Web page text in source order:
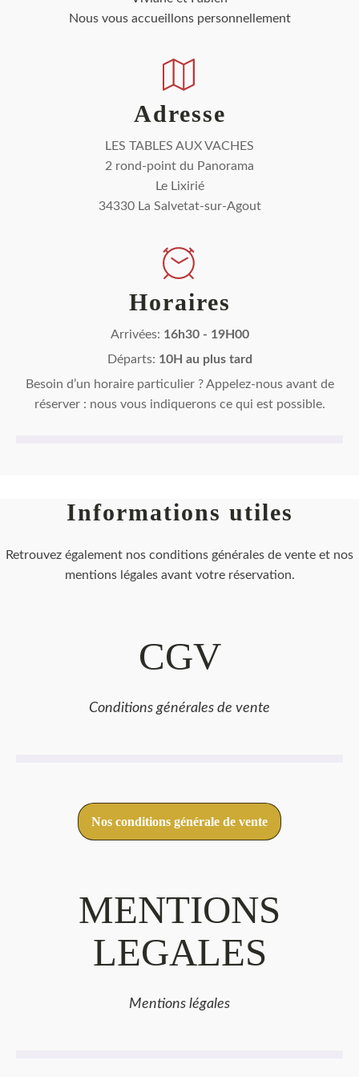
Nous vous accueillons personnellement
Adresse
LES TABLES AUX VACHES
2 rond-point du Panorama
Le Lixirié
34330 La Salvetat-sur-Agout
Horaires
Arrivées: 16h30 - 19H00
Départs: 10H au plus tard
Besoin d’un horaire particulier ? Appelez-nous avant de
réserver : nous vous indiquerons ce qui est possible.
Informations utiles
Retrouvez également nos conditions générales de vente et nos
mentions légales avant votre réservation.
CGV
Conditions générales de vente
Nos conditions générale de vente
MENTIONS
LEGALES
Mentions légales